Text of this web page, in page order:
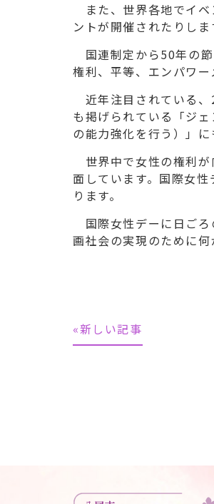
また、世界各地でイベ
ントが開催されたりしま
国連制定から50年の
権利、平等、エンパワー
近年注目されている、
も掲げられている「ジ
の能力強化を行う）」に
世界中で女性の権利が
面しています。国際女
ります。
国際女性デーに日ごろ
画社会の実現のために
«新しい記事